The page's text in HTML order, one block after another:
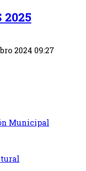
2025
2024 09:27